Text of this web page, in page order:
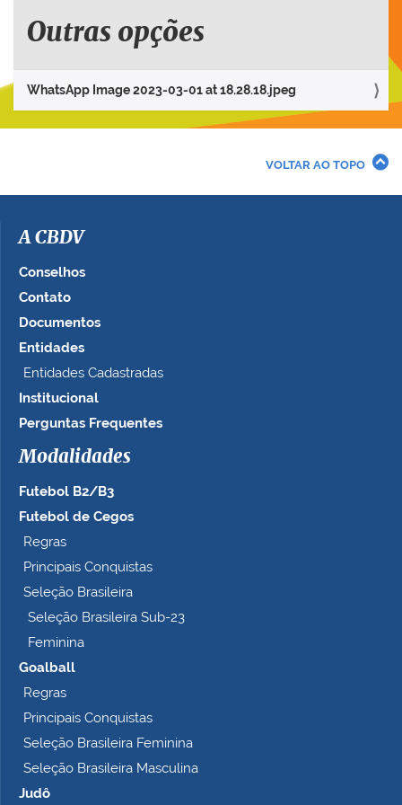
e
p
i
a
e
o
t
a
n
o
o
m
e
t
Outras opções
WhatsApp Image 2023-03-01 at 18.28.18.jpeg
VOLTAR AO TOPO
A CBDV
Conselhos
Contato
Documentos
Entidades
Entidades Cadastradas
Institucional
Perguntas Frequentes
Modalidades
Futebol B2/B3
Futebol de Cegos
Regras
Principais Conquistas
Seleção Brasileira
Seleção Brasileira Sub-23
Feminina
Goalball
Regras
Principais Conquistas
Seleção Brasileira Feminina
Seleção Brasileira Masculina
Judô